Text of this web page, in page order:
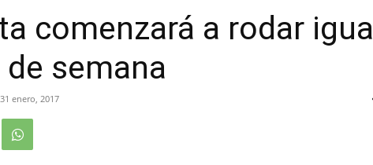
comenzará a rodar igual
semana
31 enero, 2017